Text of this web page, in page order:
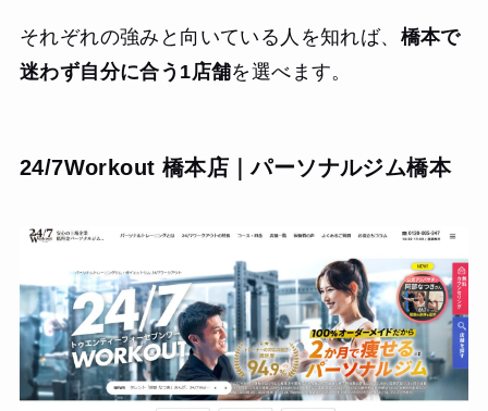
それぞれの強みと向いている人を知れば、 橋本で
迷わず自分に合う1店舗を選べます。
24/7Workout 橋本店｜パーソナルジム橋本